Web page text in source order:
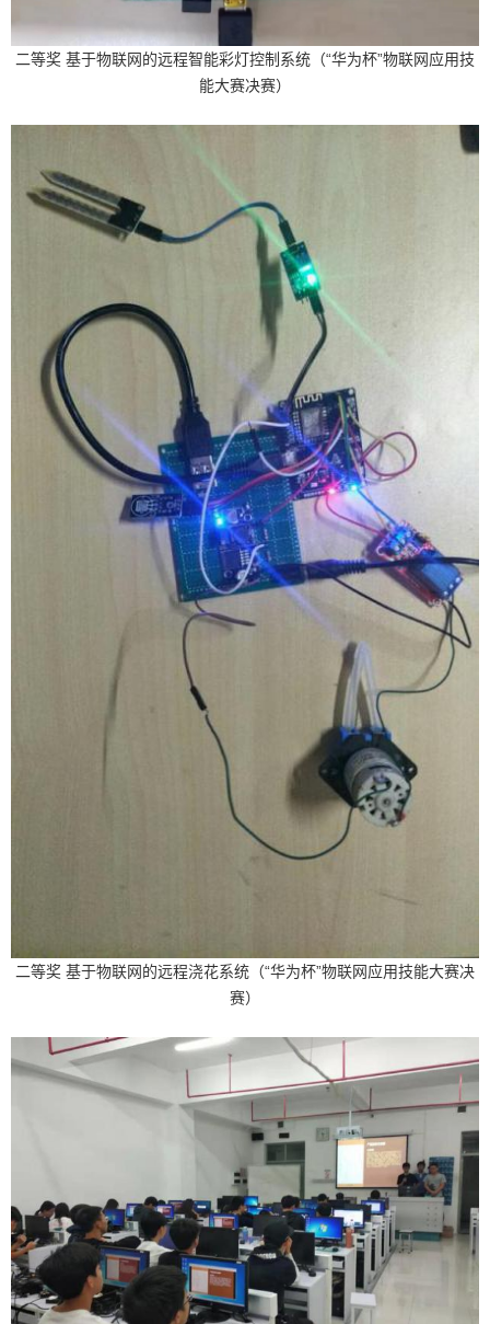
二等奖 基于物联网的远程智能彩灯控制系统（“华为杯”物联网应用技
能大赛决赛）
二等奖 基于物联网的远程浇花系统（“华为杯”物联网应用技能大赛决
赛）